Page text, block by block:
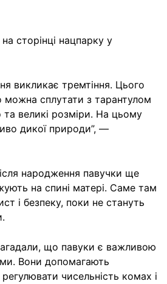
на сторінці нацпарку у
викликає тремтіння. Цього
можна сплутати з тарантулом
та великі розміри. На цьому
дикої природи”, —
народження павучки ще
на спині матері. Саме там
і безпеку, поки не стануть
що павуки є важливою
Вони допомагають
чисельність комах і